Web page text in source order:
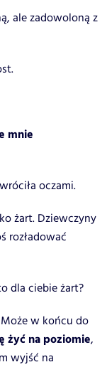
ale zadowoloną z
mnie
oczami.
żart. Dziewczyny
rozładować
dla ciebie żart?
Może w końcu do
żyć na poziomie,
wyjść na